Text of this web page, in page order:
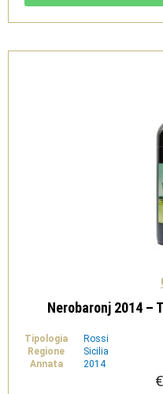
Gulfi
Nerobaronj 2014 –
Tipologia
Rossi
Regione
Sicilia
Annata
2014
€